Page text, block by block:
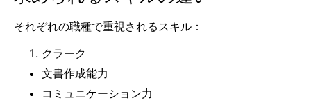
それぞれの職種で重視されるスキル：
クラーク
文書作成能力
コミュニケーション力